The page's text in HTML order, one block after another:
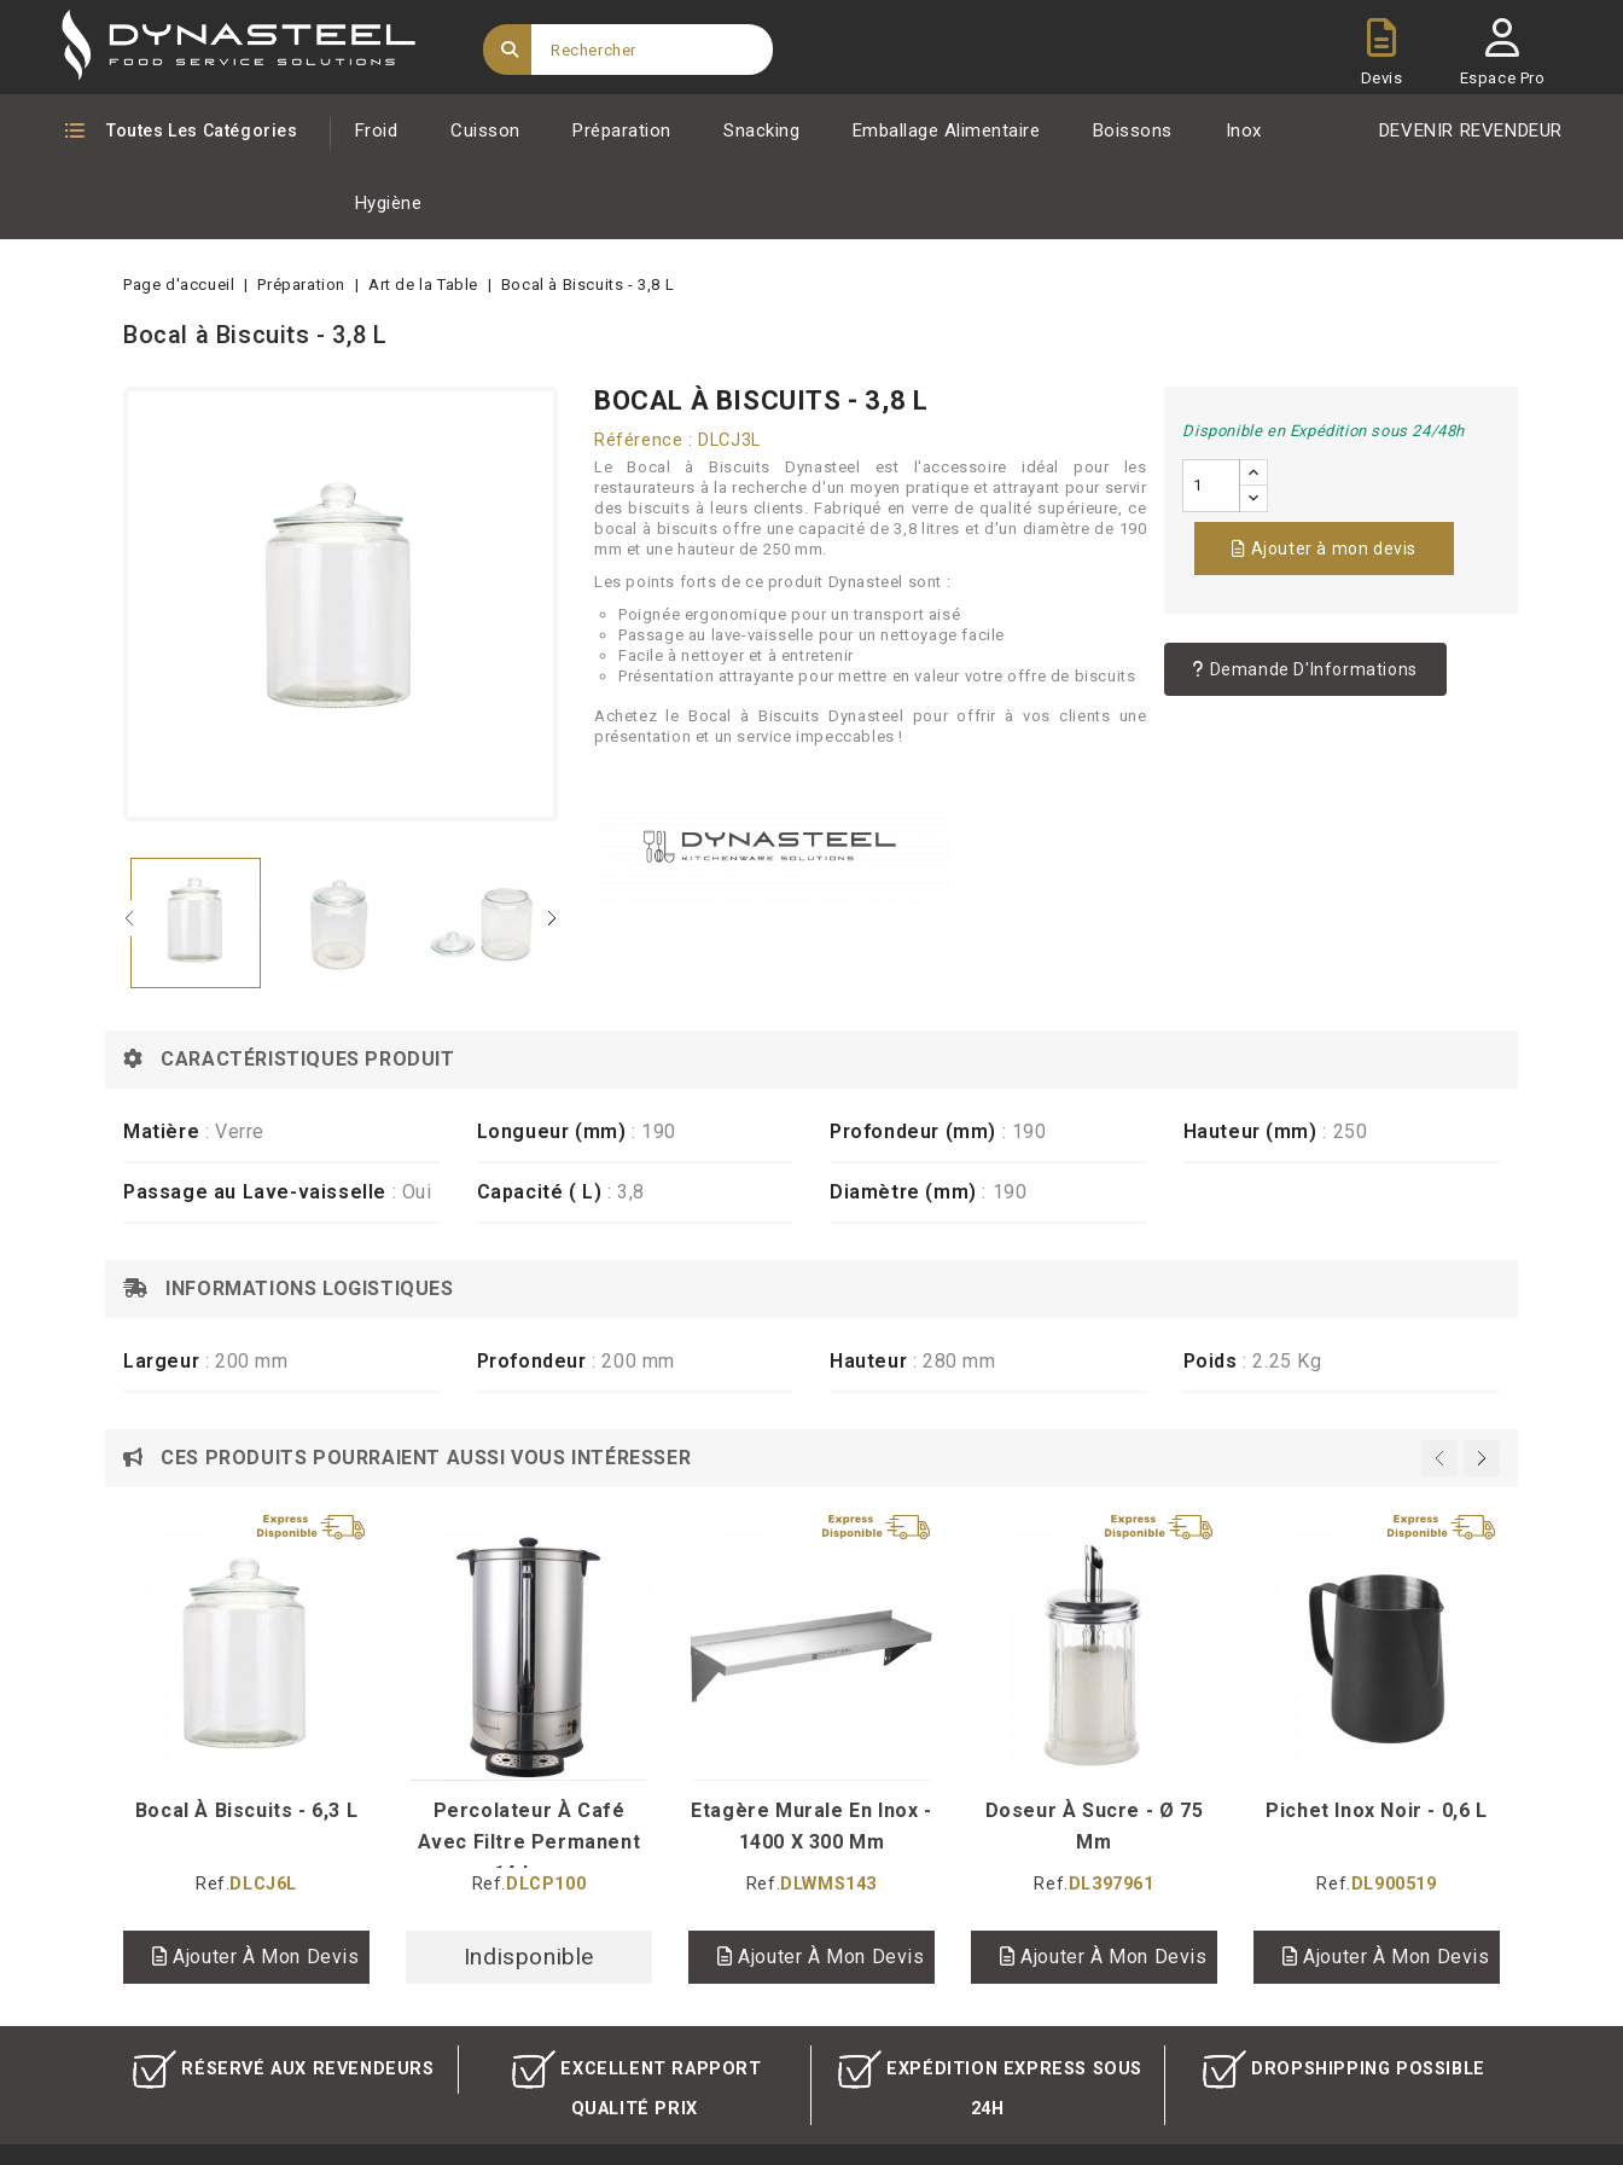
Espace Pro
Devis
Toutes Les Catégories Froid Cuisson Préparation Snacking Emballage Alimentaire Boissons Inox
Hygiène
DEVENIR REVENDEUR
Page d'accueil Préparation Art de la Table Bocal à Biscuits - 3,8 L
Bocal à Biscuits - 3,8 L
BOCAL À BISCUITS - 3,8 L
Référence : DLCJ3L
Le Bocal à Biscuits Dynasteel est l'accessoire idéal pour les
restaurateurs à la recherche d'un moyen pratique et attrayant pour servir
des biscuits à leurs clients. Fabriqué en verre de qualité supérieure, ce
bocal à biscuits offre une capacité de 3,8 litres et d'un diamètre de 190
mm et une hauteur de 250 mm.
Les points forts de ce produit Dynasteel sont :
Poignée ergonomique pour un transport aisé
Passage au lave-vaisselle pour un nettoyage facile
Facile à nettoyer et à entretenir
Présentation attrayante pour mettre en valeur votre offre de biscuits
Achetez le Bocal à Biscuits Dynasteel pour offrir à vos clients une
présentation et un service impeccables !
Disponible en Expédition sous 24/48h
Ajouter à mon devis
Demande D'Informations
CARACTÉRISTIQUES PRODUIT
Matière : Verre Longueur (mm) : 190 Profondeur (mm) : 190 Hauteur (mm) : 250
Passage au Lave-vaisselle : Oui Capacité ( L) : 3,8 Diamètre (mm) : 190
INFORMATIONS LOGISTIQUES
Largeur : 200 mm Profondeur : 200 mm Hauteur : 280 mm Poids : 2.25 Kg
CES PRODUITS POURRAIENT AUSSI VOUS INTÉRESSER
Bocal À Biscuits - 6,3 L
Ref. DLCJ6L
Ajouter À Mon Devis
Percolateur À Café
Avec Filtre Permanent
14 L -...
Ref. DLCP100
Indisponible
Etagère Murale En Inox -
1400 X 300 Mm
Ref. DLWMS143
Ajouter À Mon Devis
Doseur À Sucre - Ø 75
Mm
Ref. DL397961
Ajouter À Mon Devis
Pichet Inox Noir - 0,6 L
Ref. DL900519
Ajouter À Mon Devis
RÉSERVÉ AUX REVENDEURS
EXCELLENT RAPPORT
QUALITÉ PRIX
EXPÉDITION EXPRESS SOUS
24H
DROPSHIPPING POSSIBLE